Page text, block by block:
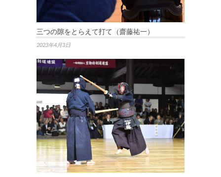
三つの隙をとらえて打て（齋藤祐一）
2023年4月3日